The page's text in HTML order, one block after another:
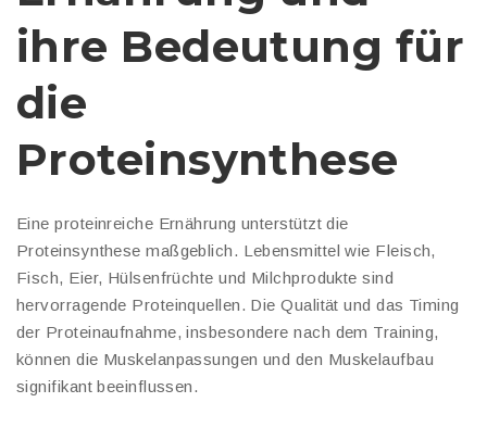
ihre Bedeutung für
die
Proteinsynthese
Eine proteinreiche Ernährung unterstützt die
Proteinsynthese maßgeblich. Lebensmittel wie Fleisch,
Fisch, Eier, Hülsenfrüchte und Milchprodukte sind
hervorragende Proteinquellen. Die Qualität und das Timing
der Proteinaufnahme, insbesondere nach dem Training,
können die Muskelanpassungen und den Muskelaufbau
signifikant beeinflussen.